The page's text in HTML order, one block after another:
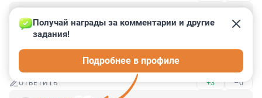
14 марта, 09:12
теплое местечко освободили для хорошего человечка
вот и вся история, а предупреждали же уступить по
ОТВЕТИТЬ +3 –0
Получай награды за комментарии и другие
задания!
Подробнее в профиле